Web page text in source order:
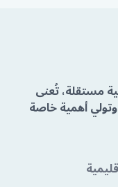
مستقلة، تُعنى
أهمية خاصة